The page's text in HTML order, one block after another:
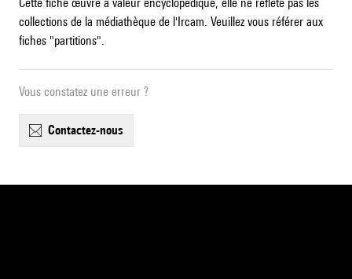
collections de la médiathèque de l'Ircam. Veuillez vous référer aux
fiches "partitions".
Vous constatez une erreur ?
contactez-nous